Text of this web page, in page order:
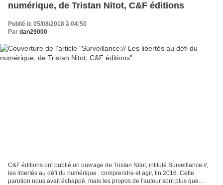
numérique, de Tristan Nitot, C&F éditions
Publié le 05/08/2018 à 04:50
Par dan29000
C&F éditions ont publié un ouvrage de Tristan Nitot, intitulé Surveillance://,
les libertés au défi du numérique : comprendre et agir, fin 2016. Cette
parution nous avait échappé, mais les propos de l'auteur sont plus que